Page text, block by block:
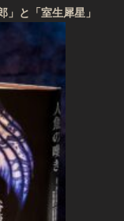
」と「室生犀星」